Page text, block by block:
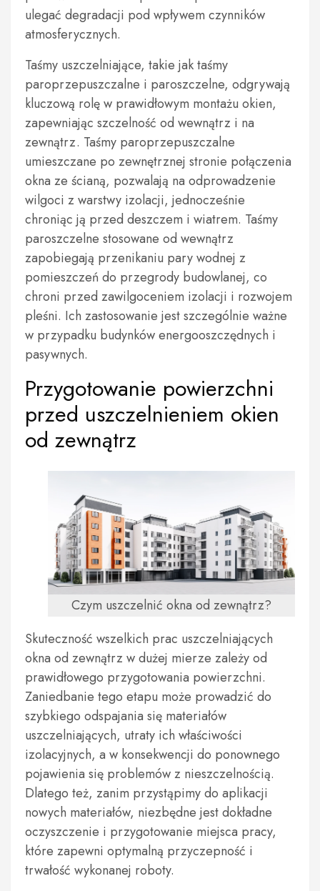
ulegać degradacji pod wpływem czynników
atmosferycznych.
Taśmy uszczelniające, takie jak taśmy
paroprzepuszczalne i paroszczelne, odgrywają
kluczową rolę w prawidłowym montażu okien,
zapewniając szczelność od wewnątrz i na
zewnątrz. Taśmy paroprzepuszczalne
umieszczane po zewnętrznej stronie połączenia
okna ze ścianą, pozwalają na odprowadzenie
wilgoci z warstwy izolacji, jednocześnie
chroniąc ją przed deszczem i wiatrem. Taśmy
paroszczelne stosowane od wewnątrz
zapobiegają przenikaniu pary wodnej z
pomieszczeń do przegrody budowlanej, co
chroni przed zawilgoceniem izolacji i rozwojem
pleśni. Ich zastosowanie jest szczególnie ważne
w przypadku budynków energooszczędnych i
pasywnych.
Przygotowanie powierzchni
przed uszczelnieniem okien
od zewnątrz
Czym uszczelnić okna od zewnątrz?
Skuteczność wszelkich prac uszczelniających
okna od zewnątrz w dużej mierze zależy od
prawidłowego przygotowania powierzchni.
Zaniedbanie tego etapu może prowadzić do
szybkiego odspajania się materiałów
uszczelniających, utraty ich właściwości
izolacyjnych, a w konsekwencji do ponownego
pojawienia się problemów z nieszczelnością.
Dlatego też, zanim przystąpimy do aplikacji
nowych materiałów, niezbędne jest dokładne
oczyszczenie i przygotowanie miejsca pracy,
które zapewni optymalną przyczepność i
trwałość wykonanej roboty.